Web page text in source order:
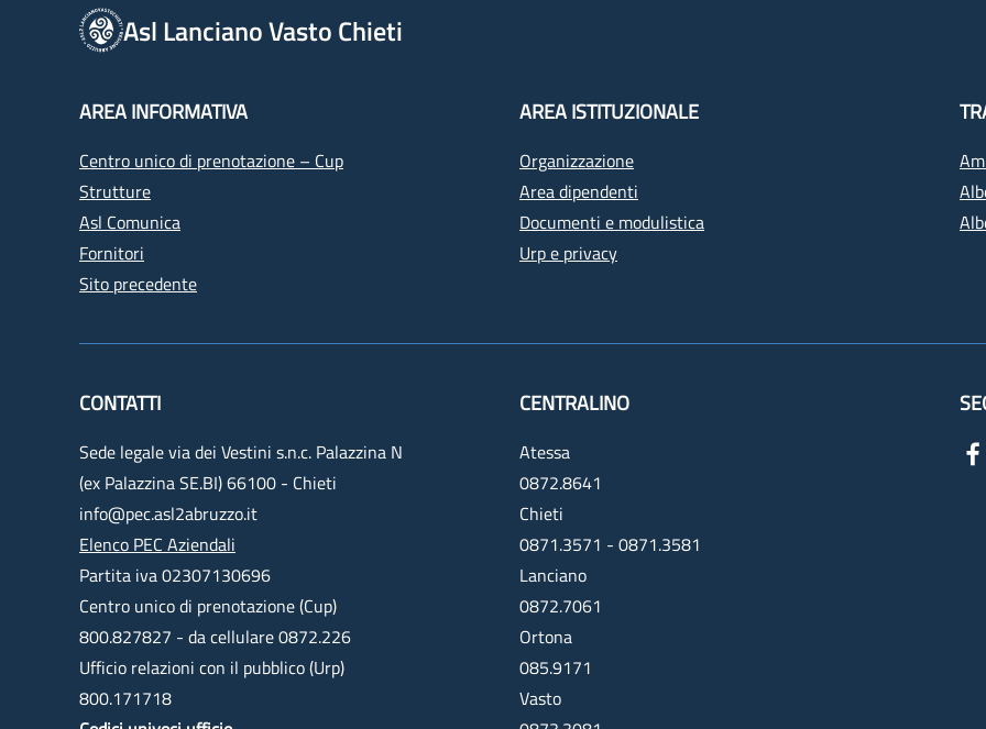
Asl Lanciano Vasto Chieti
AREA INFORMATIVA
Centro unico di prenotazione – Cup
Strutture
Asl Comunica
Fornitori
Sito precedente
AREA ISTITUZIONALE
Organizzazione
Area dipendenti
Documenti e modulistica
Urp e privacy
CONTATTI
Sede legale via dei Vestini s.n.c. Palazzina N
(ex Palazzina SE.BI) 66100 - Chieti
info@pec.asl2abruzzo.it
Elenco PEC Aziendali
Partita iva 02307130696
Centro unico di prenotazione (Cup)
800.827827 - da cellulare 0872.226
Ufficio relazioni con il pubblico (Urp)
800.171718
CENTRALINO
Atessa
0872.8641
Chieti
0871.3571 - 0871.3581
Lanciano
0872.7061
Ortona
085.9171
Vasto